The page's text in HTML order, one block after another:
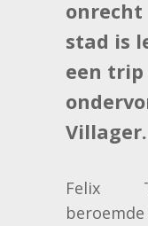
onrecht
stad is
een trip
Villager.
Felix